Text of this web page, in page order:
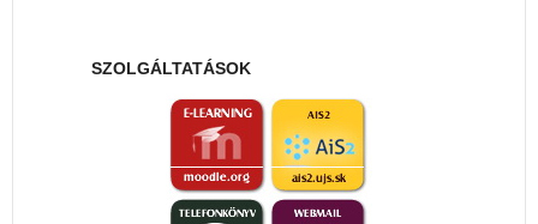
SZOLGÁLTATÁSOK